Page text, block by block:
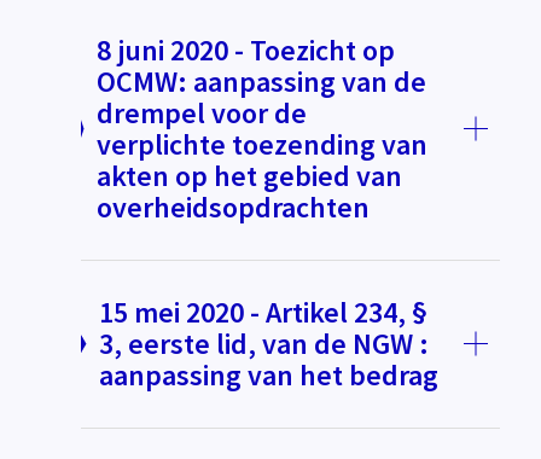
8 juni 2020 - Toezicht op
OCMW: aanpassing van de
drempel voor de
verplichte toezending van
akten op het gebied van
overheidsopdrachten
15 mei 2020 - Artikel 234, §
3, eerste lid, van de NGW :
aanpassing van het bedrag